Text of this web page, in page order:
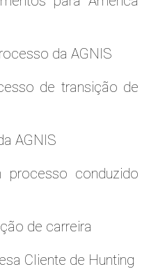
da AGNIS
de transição de
AGNIS
conduzido
de carreira
Cliente de Hunting